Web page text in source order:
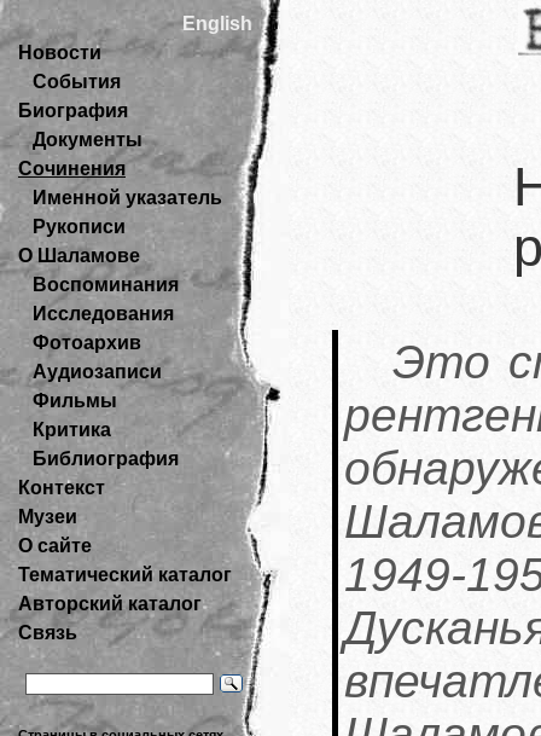
English
Новости
События
Биография
Документы
Сочинения
Именной указатель
Рукописи
О Шаламове
Воспоминания
Исследования
Фотоархив
Аудиозаписи
Фильмы
Критика
Библиография
Контекст
Музеи
О сайте
Тематический каталог
Авторский каталог
Связь
Это
1949-